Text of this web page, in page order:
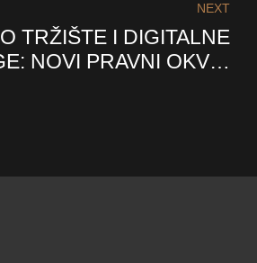
NEXT
TRŽIŠTE I DIGITALNE
NOVI PRAVNI OKVIR